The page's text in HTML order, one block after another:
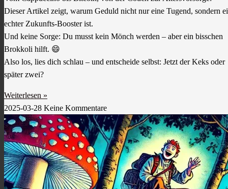
Dieser Artikel zeigt, warum Geduld nicht nur eine Tugend, sondern
echter Zukunfts-Booster ist.
Und keine Sorge: Du musst kein Mönch werden – aber ein bisschen
Brokkoli hilft. 😄
Also los, lies dich schlau – und entscheide selbst: Jetzt der Keks oder
später zwei?
Weiterlesen »
2025-03-28 Keine Kommentare